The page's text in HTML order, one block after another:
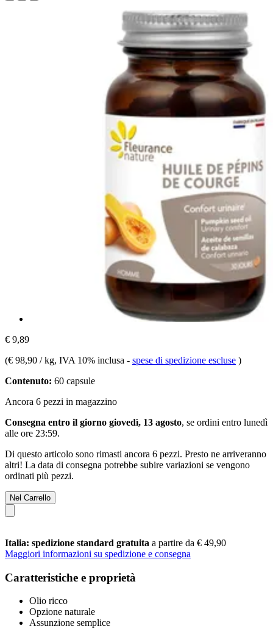
€ 9,89
(€ 98,90 / kg, IVA 10% inclusa - spese di spedizione escluse )
Contenuto: 60 capsule
Ancora 6 pezzi in magazzino
Consegna entro il giorno giovedì, 13 agosto, se ordini entro lunedì
alle ore 23:59.
Di questo articolo sono rimasti ancora 6 pezzi. Presto ne arriveranno
altri! La data di consegna potrebbe subire variazioni se vengono
ordinati più pezzi.
Nel Carrello
Italia: spedizione standard gratuita a partire da € 49,90
Maggiori informazioni su spedizione e consegna
Caratteristiche e proprietà
Olio ricco
Opzione naturale
Assunzione semplice